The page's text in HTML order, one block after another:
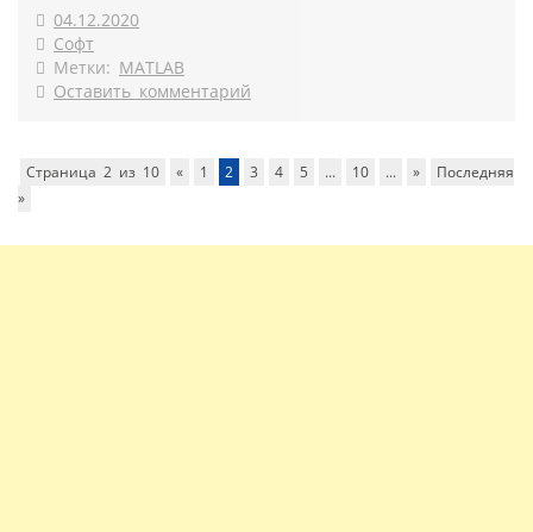
04.12.2020
Софт
Метки: MATLAB
Оставить комментарий
Страница 2 из 10 « 1 2 3 4 5 ... 10 ... »
Последняя
»